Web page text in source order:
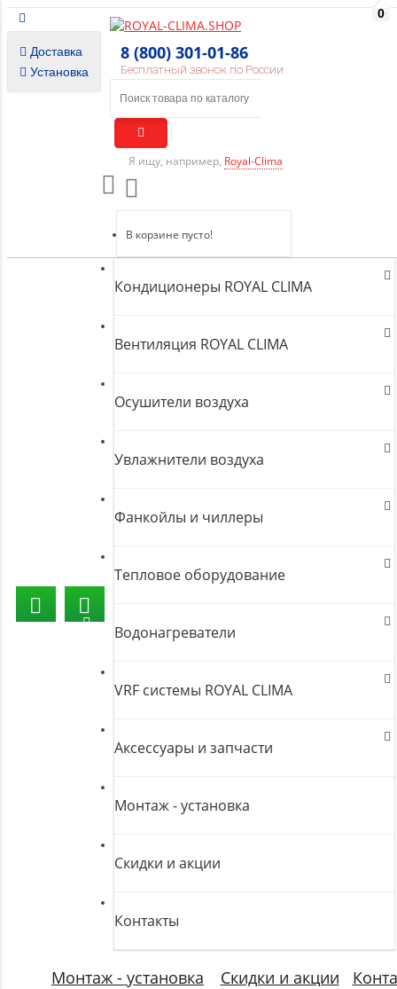
Доставка
Установка
8 (800) 301-01-86
Бесплатный звонок по России
Я ищу, например, Royal-Clima
0
В корзине пусто!
Кондиционеры ROYAL CLIMA
Вентиляция ROYAL CLIMA
Осушители воздуха
Увлажнители воздуха
Фанкойлы и чиллеры
Тепловое оборудование
Водонагреватели
VRF системы ROYAL CLIMA
Аксессуары и запчасти
Монтаж - установка
Скидки и акции
Контакты
Монтаж - установка Скидки и акции